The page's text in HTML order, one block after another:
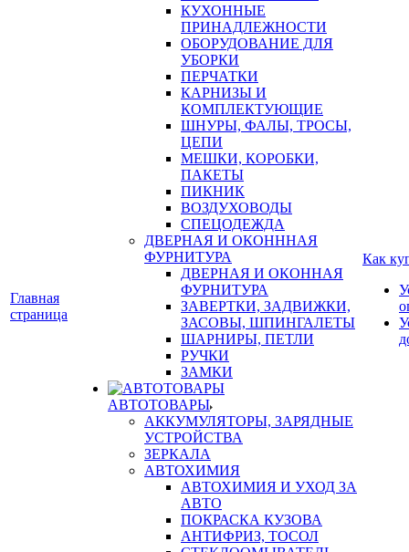
Главная
страница
КУХОННЫЕ
ПРИНАДЛЕЖНОСТИ
ОБОРУДОВАНИЕ ДЛЯ
УБОРКИ
ПЕРЧАТКИ
КАРНИЗЫ И
КОМПЛЕКТУЮЩИЕ
ШНУРЫ, ФАЛЫ, ТРОСЫ,
ЦЕПИ
МЕШКИ, КОРОБКИ,
ПАКЕТЫ
ПИКНИК
ВОЗДУХОВОДЫ
СПЕЦОДЕЖДА
ДВЕРНАЯ И ОКОНННАЯ
ФУРНИТУРА
ДВЕРНАЯ И ОКОННАЯ
ФУРНИТУРА
ЗАВЕРТКИ, ЗАДВИЖКИ,
ЗАСОВЫ, ШПИНГАЛЕТЫ
ШАРНИРЫ, ПЕТЛИ
РУЧКИ
ЗАМКИ
АВТОТОВАРЫ
АККУМУЛЯТОРЫ, ЗАРЯДНЫЕ
УСТРОЙСТВА
ЗЕРКАЛА
АВТОХИМИЯ
АВТОХИМИЯ И УХОД ЗА
АВТО
ПОКРАСКА КУЗОВА
АНТИФРИЗ, ТОСОЛ
Как